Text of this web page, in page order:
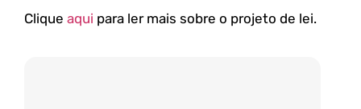
Clique aqui para ler mais sobre o projeto de lei.